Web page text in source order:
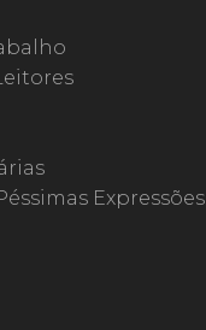
Expressões